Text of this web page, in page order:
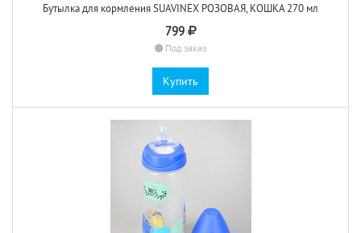
Бутылка для кормления SUAVINEX РОЗОВАЯ, КОШКА 270 мл
799
Под заказ
Купить